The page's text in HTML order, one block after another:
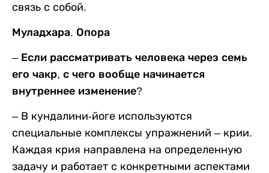
связь с собой.
Муладхара. Опора
– Если рассматривать человека через семь
его чакр, с чего вообще начинается
внутреннее изменение?
– В кундалини-йоге используются
специальные комплексы упражнений – крии.
Каждая крия направлена на определенную
задачу и работает с конкретными аспектами